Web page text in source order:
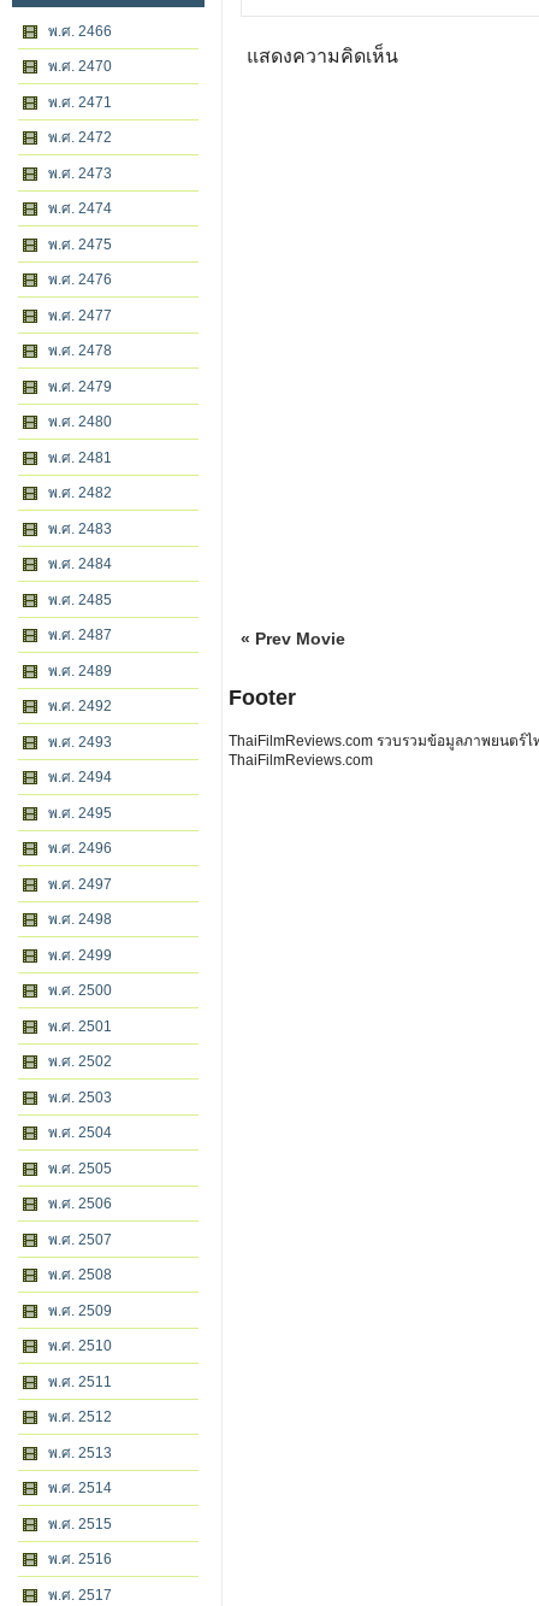
พ.ศ. 2466
พ.ศ. 2470
พ.ศ. 2471
พ.ศ. 2472
พ.ศ. 2473
พ.ศ. 2474
พ.ศ. 2475
พ.ศ. 2476
พ.ศ. 2477
พ.ศ. 2478
พ.ศ. 2479
พ.ศ. 2480
พ.ศ. 2481
พ.ศ. 2482
พ.ศ. 2483
พ.ศ. 2484
พ.ศ. 2485
พ.ศ. 2487
พ.ศ. 2489
พ.ศ. 2492
พ.ศ. 2493
พ.ศ. 2494
พ.ศ. 2495
พ.ศ. 2496
พ.ศ. 2497
พ.ศ. 2498
พ.ศ. 2499
พ.ศ. 2500
พ.ศ. 2501
พ.ศ. 2502
พ.ศ. 2503
พ.ศ. 2504
พ.ศ. 2505
พ.ศ. 2506
พ.ศ. 2507
พ.ศ. 2508
พ.ศ. 2509
พ.ศ. 2510
พ.ศ. 2511
พ.ศ. 2512
พ.ศ. 2513
พ.ศ. 2514
พ.ศ. 2515
พ.ศ. 2516
พ.ศ. 2517
แสดงความคิดเห็น
« Prev Movie
Footer
ThaiFilmReviews.com รวบรวมข้อมูลภาพยนตร์
ThaiFilmReviews.com